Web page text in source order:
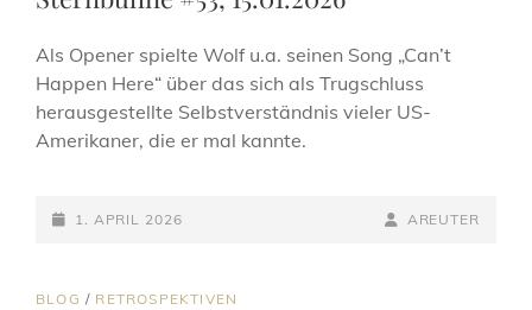
Als Opener spielte Wolf u.a. seinen Song „Can’t
Happen Here“ über das sich als Trugschluss
herausgestellte Selbstverständnis vieler US-
Amerikaner, die er mal kannte.
POSTED-
1. APRIL 2026
BY
BYLINE
AREUTER
CAT
BLOG / RETROSPEKTIVEN